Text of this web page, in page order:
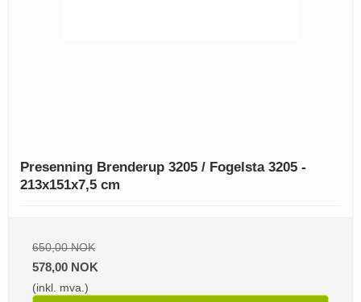
Presenning Brenderup 3205 / Fogelsta 3205 -
213x151x7,5 cm
650,00 NOK
578,00 NOK
(inkl. mva.)